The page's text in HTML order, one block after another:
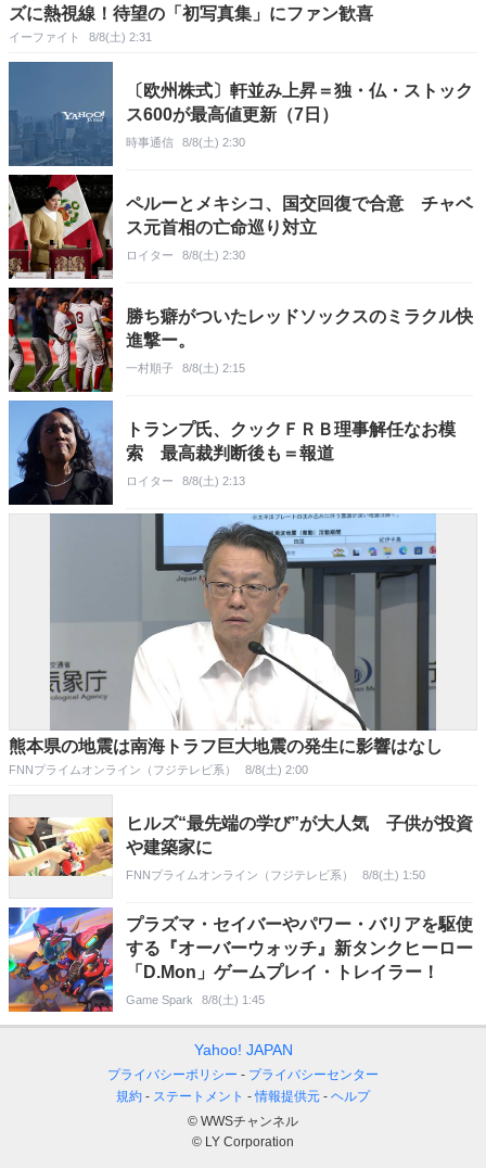
ズに熱視線！待望の「初写真集」にファン歓喜
イーファイト 8/8(土) 2:31
〔欧州株式〕軒並み上昇＝独・仏・ストック
ス600が最高値更新（7日）
時事通信 8/8(土) 2:30
ペルーとメキシコ、国交回復で合意 チャベ
ス元首相の亡命巡り対立
ロイター 8/8(土) 2:30
勝ち癖がついたレッドソックスのミラクル快
進撃ー。
一村順子 8/8(土) 2:15
トランプ氏、クックＦＲＢ理事解任なお模
索 最高裁判断後も＝報道
ロイター 8/8(土) 2:13
熊本県の地震は南海トラフ巨大地震の発生に影響はなし
FNNプライムオンライン（フジテレビ系） 8/8(土) 2:00
ヒルズ“最先端の学び”が大人気 子供が投資
や建築家に
FNNプライムオンライン（フジテレビ系） 8/8(土) 1:50
プラズマ・セイバーやパワー・バリアを駆使
する『オーバーウォッチ』新タンクヒーロー
「D.Mon」ゲームプレイ・トレイラー！
Game Spark 8/8(土) 1:45
Yahoo! JAPAN
プライバシーポリシー
プライバシーセンター
規約
ステートメント 情報提供元
ヘルプ
© WWSチャンネル
© LY Corporation